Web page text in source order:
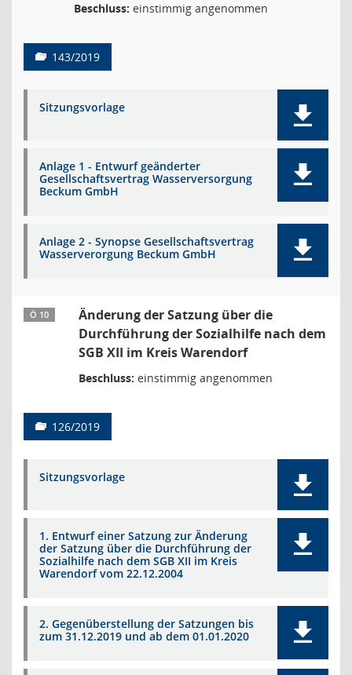
Beschluss: einstimmig angenommen
143/2019
Sitzungsvorlage
Anlage 1 - Entwurf geänderter
Gesellschaftsvertrag Wasserversorgung
Beckum GmbH
Anlage 2 - Synopse Gesellschaftsvertrag
Wasserverorgung Beckum GmbH
Ö 10
Änderung der Satzung über die
Durchführung der Sozialhilfe nach dem
SGB XII im Kreis Warendorf
Beschluss: einstimmig angenommen
126/2019
Sitzungsvorlage
1. Entwurf einer Satzung zur Änderung
der Satzung über die Durchführung der
Sozialhilfe nach dem SGB XII im Kreis
Warendorf vom 22.12.2004
2. Gegenüberstellung der Satzungen bis
zum 31.12.2019 und ab dem 01.01.2020